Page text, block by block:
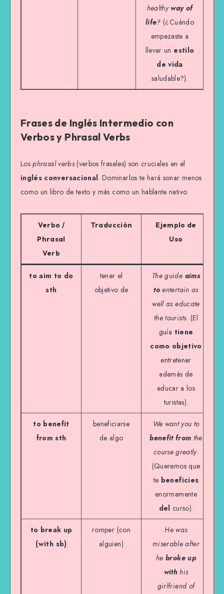
healthyway of
life? (¿Cuándo
empezaste a
llevar un estilo
de vida
saludable?).
Frases de Inglés Intermedio con
Verbos y Phrasal Verbs
Losphrasal verbs(verbos frasales) son cruciales en el
inglés conversacional. Dominarlos te hará sonar menos
como un libro de texto y más como un hablante nativo.
Verbo /
Phrasal
Verb
Traducción
Ejemplo de
Uso
to aim to do
sth
tener el
objetivo de
The guide aims
to entertain as
well as educate
the tourists. (El
guía tiene
como objetivo
entretener
además de
educar a los
turistas).
to benefit
from sth
beneficiarse
de algo
We want you to
benefit from the
course greatly.
(Queremos que
te beneficies
enormemente
del curso).
to break up
(with sb)
romper (con
alguien)
He was
miserable after
hebroke up
with his
girlfriend of